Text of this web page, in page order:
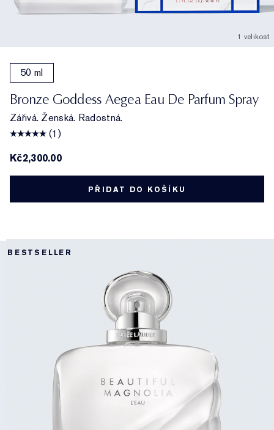
1 velikost
50 ml
Bronze Goddess Aegea Eau De Parfum Spray
Zářivá. Ženská. Radostná.
(1)
Kč2,300.00
PŘIDAT DO KOŠÍKU
BESTSELLER